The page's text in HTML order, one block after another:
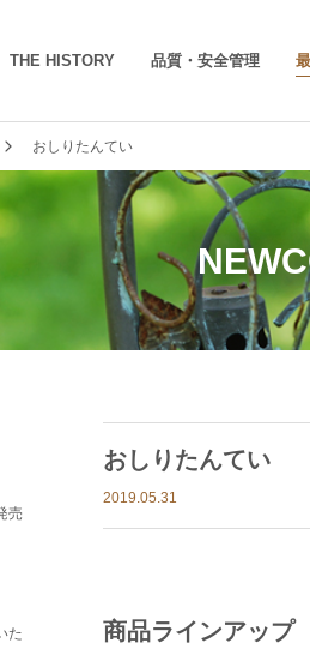
THE HISTORY 品質・安全管理
おしりたんてい
おしりたんてい
2019.05.31
商品ラインアップ
売
た